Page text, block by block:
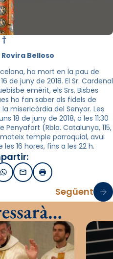
†
Rovira Belloso
ha mort en la pau de
de juny de 2018. El Sr. Cardenal
emèrit, els Srs. Bisbes
ho fan saber als fidels de
misericòrdia del Senyor. Les
18 de juny de 2018, a les 11:30
Penyafort (Rbla. Catalunya, 115,
temple parroquial, avui
16 hores, fins a les 22 h.
WhatsApp
EmailImprimir
Següent